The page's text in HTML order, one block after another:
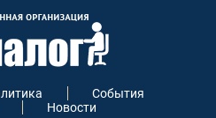
События
Новости